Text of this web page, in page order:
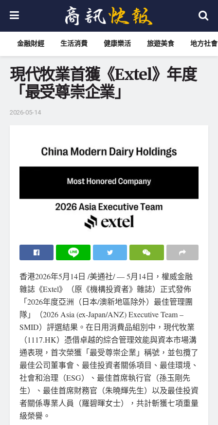
金融財經 生活消費 健康樂活 旅遊美食 地方社會
現代牧業首獲《Extel》年度
「最受尊崇企業」
2026-05-14
香港2026年5月14日 /美通社/ — 5月14日，權威金融
雜誌《Extel》（原《機構投資者》雜誌）正式發佈
「2026年度亞洲（日本/澳新地區除外）最佳管理團
隊」（2026 Asia (ex-Japan/ANZ) Executive Team –
SMID）評選結果。在日用消費品組別中，現代牧業
（1117.HK）憑借卓越的綜合管理效能與資本市場溝
通表現，首次榮獲「最受尊崇企業」稱號，並包攬了
最佳公司董事會、最佳投資者關係項目、最佳環境、
社會和治理（ESG）、最佳首席執行官（孫玉剛先
生）、最佳首席財務官（朱曉輝先生）以及最佳投資
者關係專業人員（羅碧暉女士），共計斬獲七項重量
級榮譽。